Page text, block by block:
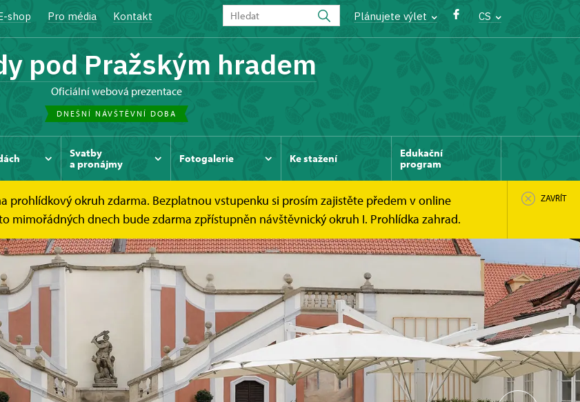
shop Pro média Kontakt Plánujete výlet CS
pod Pražským hradem
oficiální webová prezentace
DNEŠNÍ NÁVŠTĚVNÍ DOBA
Svatby
a pronájmy
Fotogalerie Ke stažení
Edukační
program
prohlídkový okruh zdarma. Bezplatnou vstupenku si prosím zajistěte předem v online
mimořádných dnech bude zdarma zpřístupněn návštěvnický okruh I. Prohlídka zahrad.
ZAVŘÍT